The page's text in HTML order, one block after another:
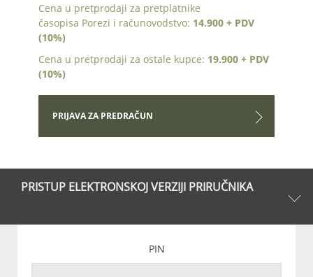
Cena u pretprodaji za pretplatnike
časopisa Porezi i računovodstvo: 14.900 + PDV
(10%)
Cena u pretprodaji za ostale kupce: 19.900 + PDV
(10%)
PRIJAVA ZA PREDRAČUN
PRISTUP ELEKTRONSKOJ VERZIJI PRIRUČNIKA
PIN